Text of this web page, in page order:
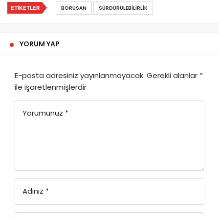
ETIKETLER BORUSAN SÜRDÜRÜLEBILIRLIK
YORUM YAP
E-posta adresiniz yayınlanmayacak. Gerekli alanlar *
ile işaretlenmişlerdir
Yorumunuz *
Adınız *